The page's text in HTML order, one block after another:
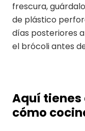
frescura,
de plástico
días posteriores
el brócoli antes
Aquí tienes
cómo